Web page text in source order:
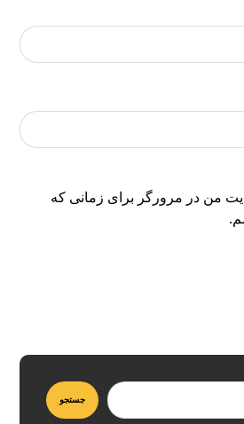
من در مرورگر برای زمانی که